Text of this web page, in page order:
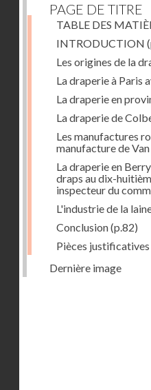
PAGE DE TITRE
TABLE DES
INTRODUCTION
Les origines de la
La draperie à Paris
La draperie en
La draperie de
Les manufactures
manufacture de
La draperie en
draps au dix-
inspecteur du
L'industrie de la
Conclusion(p.82)
Pièces justificatives
Dernière image